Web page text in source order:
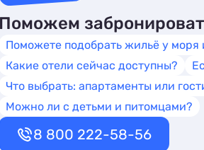
Поможем
Поможете подобрать жильё у моря
Какие отели сейчас доступны?
Что выбрать: апартаменты или
Можно ли с детьми и питомцами?
8 800 222-58-56